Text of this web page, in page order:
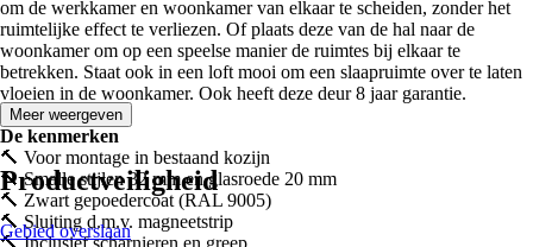
om de werkkamer en woonkamer van elkaar te scheiden, zonder het
ruimtelijke effect te verliezen. Of plaats deze van de hal naar de
woonkamer om op een speelse manier de ruimtes bij elkaar te
betrekken. Staat ook in een loft mooi om een slaapruimte over te laten
vloeien in de woonkamer. Ook heeft deze deur 8 jaar garantie.
De kenmerken
🔨 Voor montage in bestaand kozijn
🔨 Smalle stijlen 32 mm en glasroede 20 mm
🔨 Zwart gepoedercoat (RAL 9005)
🔨 Sluiting d.m.v. magneetstrip
🔨 Inclusief scharnieren en greep
Meer weergeven
Productveiligheid
Gebied overslaan